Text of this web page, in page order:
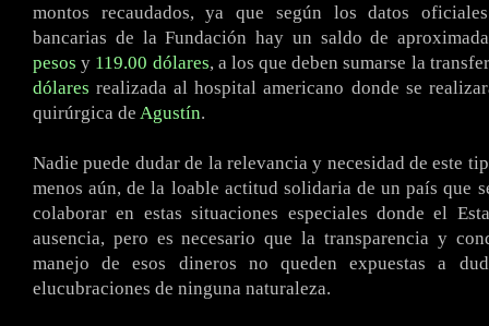
montos recaudados, ya que según los datos
bancarias de la Fundación hay un saldo de
pesos y 119.00 dólares, a los que deben sumarse la
dólares realizada al hospital americano donde se
quirúrgica de Agustín.
Nadie puede dudar de la relevancia y necesidad de este
menos aún, de la loable actitud solidaria de un país que
colaborar en estas situaciones especiales donde el
ausencia, pero es necesario que la transparencia y
manejo de esos dineros no queden expuestas a
elucubraciones de ninguna naturaleza.